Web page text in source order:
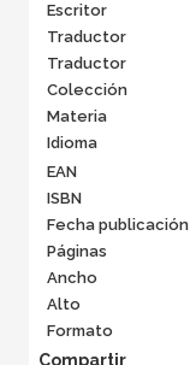
Escritor
Traductor
Traductor
Colección
Materia
Idioma
EAN
ISBN
Fecha publicación
Páginas
Ancho
Alto
Formato